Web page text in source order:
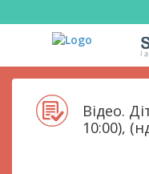
Відео.
10:00),